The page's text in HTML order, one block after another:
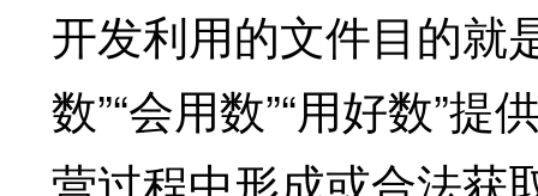
开发利用的文件目的就
数”“会用数”“用好数”
营过程中形成或合法获